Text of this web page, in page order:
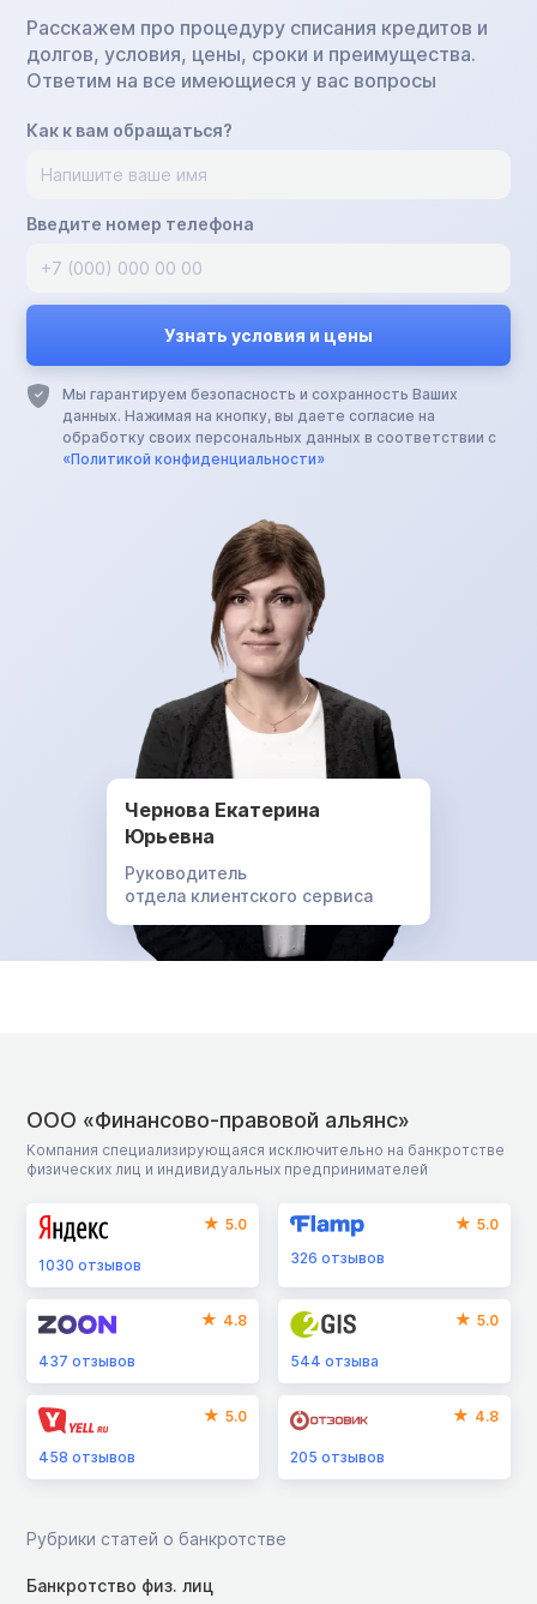
Расскажем про процедуру списания кредитов и
долгов, условия, цены, сроки и преимущества.
Ответим на все имеющиеся у вас вопросы
Как к вам обращаться?
Введите номер телефона
Мы гарантируем безопасность и сохранность Ваших
данных. Нажимая на кнопку, вы даете согласие на
обработку своих персональных данных в соответствии с
«Политикой конфиденциальности»
Чернова Екатерина
Юрьевна
Руководитель
отдела клиентского сервиса
ООО «Финансово-правовой альянс»
Компания специализирующаяся исключительно на банкротстве
физических лиц и индивидуальных предпринимателей
5.0
1030 отзывов
5.0
326отзывов
4.8
437 отзывов
5.0
544отзыва
5.0
458 отзывов
4.8
205отзывов
Рубрики статей о банкротстве
Банкротство физ. лиц